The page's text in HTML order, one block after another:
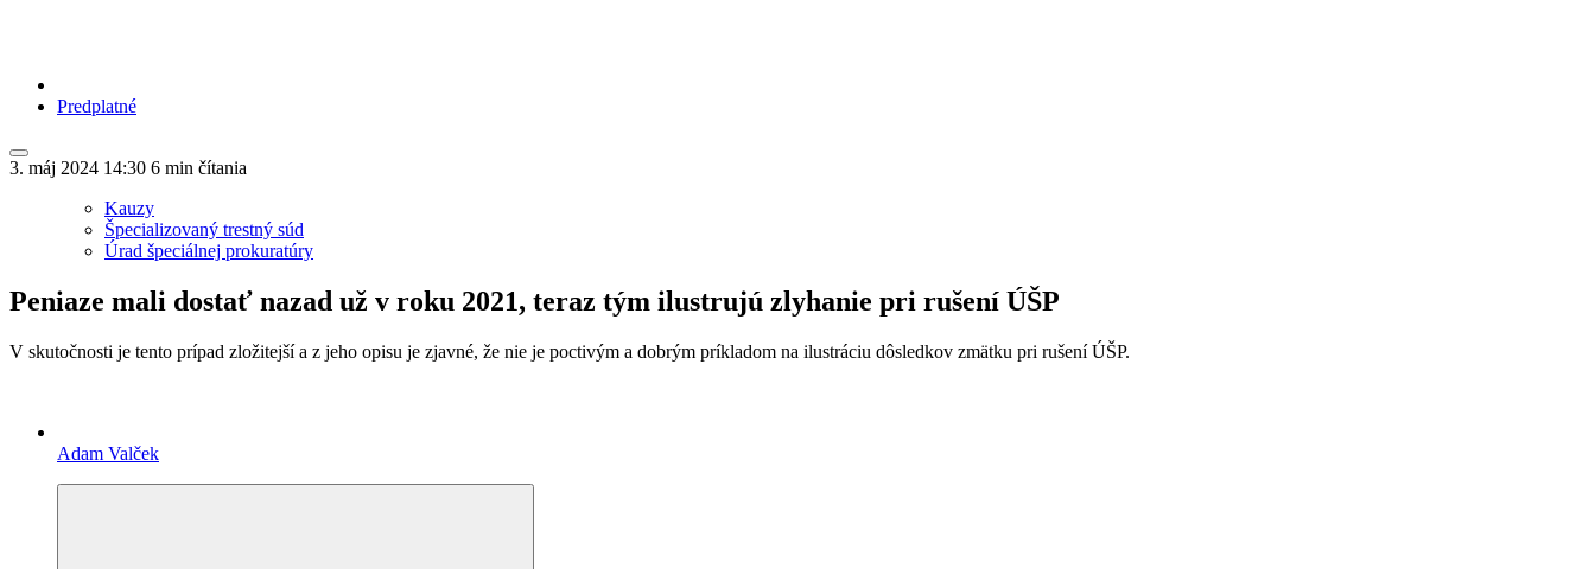
Predplatné
3. máj 2024 14:30 6 min čítania
Kauzy
Špecializovaný trestný súd
Úrad špeciálnej prokuratúry
Peniaze mali dostať nazad už v roku 2021, teraz tým ilustrujú zlyhanie pri rušení ÚŠP
V skutočnosti je tento prípad zložitejší a z jeho opisu je zjavné, že nie je poctivým a dobrým príkladom na ilustráciu dôsledkov zmätku pri rušení ÚŠP.
Adam Valček